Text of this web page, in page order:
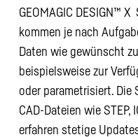
GEOMAGIC DESIGN™ X
kommen je nach
Daten wie gewünscht
beispielsweise zur
oder parametrisiert. Die
CAD-Dateien wie STEP,
erfahren stetige